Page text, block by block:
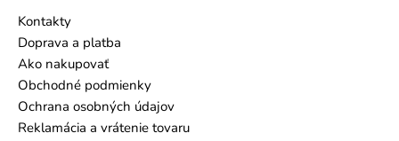
Kontakty
Doprava a platba
Ako nakupovať
Obchodné podmienky
Ochrana osobných údajov
Reklamácia a vrátenie tovaru